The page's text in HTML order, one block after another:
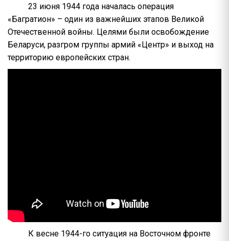
23 июня 1944 года началась операция
«Багратион» – один из важнейших этапов Великой
Отечественной войны. Целями были освобождение
Беларуси, разгром группы армий «Центр» и выход на
территорию европейских стран.
К весне 1944-го ситуация на Восточном фронте